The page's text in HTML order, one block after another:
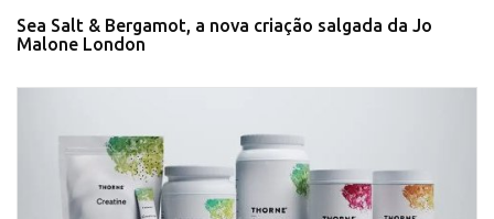
Sea Salt & Bergamot, a nova criação salgada da Jo
Malone London